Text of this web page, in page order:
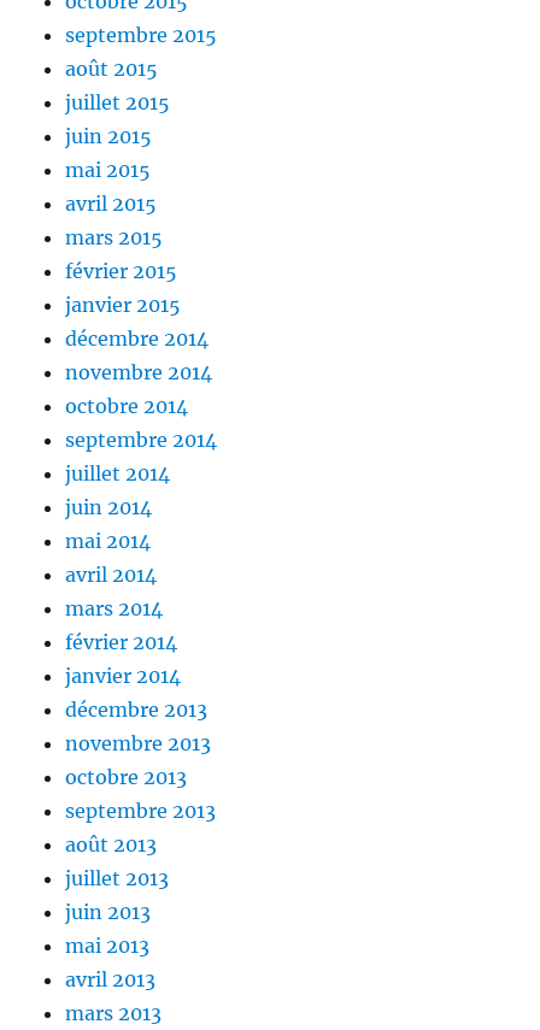
septembre 2015
août 2015
juillet 2015
juin 2015
mai 2015
avril 2015
mars 2015
février 2015
janvier 2015
décembre 2014
novembre 2014
octobre 2014
septembre 2014
juillet 2014
juin 2014
mai 2014
avril 2014
mars 2014
février 2014
janvier 2014
décembre 2013
novembre 2013
octobre 2013
septembre 2013
août 2013
juillet 2013
juin 2013
mai 2013
avril 2013
mars 2013